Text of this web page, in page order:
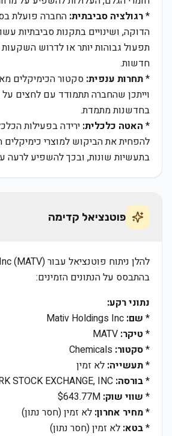
*רגולציה סביבתית: החברה פועלת
הדוקה, ושינויים בתקנות סביבתיות
תפעול גבוהות יותר או לדרוש השקעות
חדשות.
*תחרות ענפית: סקטור הכימיקלים
וייתכן שהחברה תתמודד עם לחצים על
בחדשנות מתמדת.
* האטה כלכלית: ירידה בפעילות
להפחית את הביקוש למוצרי
בתעשיות שונות, ובכך להשפיע לרעה
פוטנציאל קדימה
בהתבסס על הנתונים הזמינים:
נתוני רקע:
* שם:
* טיקר:
*סקטור:
*תעשייה: לא זמין
*בורסה:
* שווי שוק:
*מחיר אחרון: לא זמין (חסר נתון)
*בטא: לא זמין (חסר נתון)